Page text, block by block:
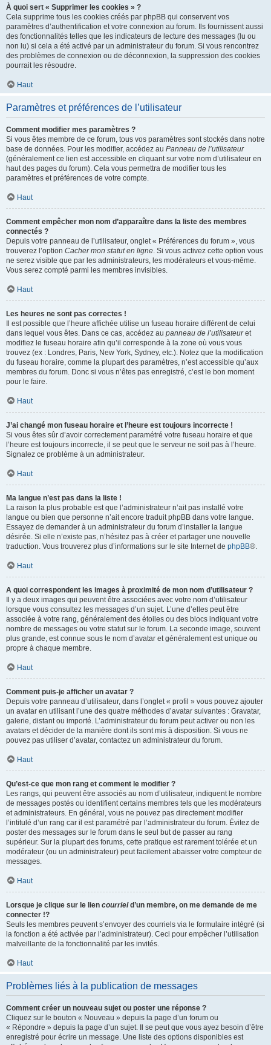
À quoi sert « Supprimer les cookies » ?
Cela supprime tous les cookies créés par phpBB qui conservent vos
paramètres d’authentification et votre connexion au forum. Ils fournissent aussi
des fonctionnalités telles que les indicateurs de lecture des messages (lu ou
non lu) si cela a été activé par un administrateur du forum. Si vous rencontrez
des problèmes de connexion ou de déconnexion, la suppression des cookies
pourrait les résoudre.
Haut
Paramètres et préférences de l’utilisateur
Comment modifier mes paramètres ?
Si vous êtes membre de ce forum, tous vos paramètres sont stockés dans notre
base de données. Pour les modifier, accédez au Panneau de l’utilisateur
(généralement ce lien est accessible en cliquant sur votre nom d’utilisateur en
haut des pages du forum). Cela vous permettra de modifier tous les
paramètres et préférences de votre compte.
Haut
Comment empêcher mon nom d’apparaître dans la liste des membres
connectés ?
Depuis votre panneau de l’utilisateur, onglet « Préférences du forum », vous
trouverez l’option Cacher mon statut en ligne. Si vous activez cette option vous
ne serez visible que par les administrateurs, les modérateurs et vous-même.
Vous serez compté parmi les membres invisibles.
Haut
Les heures ne sont pas correctes !
Il est possible que l’heure affichée utilise un fuseau horaire différent de celui
dans lequel vous êtes. Dans ce cas, accédez au panneau de l’utilisateuret
modifiez le fuseau horaire afin qu’il corresponde à la zone où vous vous
trouvez (ex : Londres, Paris, New York, Sydney, etc.). Notez que la modification
du fuseau horaire, comme la plupart des paramètres, n’est accessible qu’aux
membres du forum. Donc si vous n’êtes pas enregistré, c’est le bon moment
pour le faire.
Haut
J’ai changé mon fuseau horaire et l’heure est toujours incorrecte !
Si vous êtes sûr d’avoir correctement paramétré votre fuseau horaire et que
l’heure est toujours incorrecte, il se peut que le serveur ne soit pas à l’heure.
Signalez ce problème à un administrateur.
Haut
Ma langue n’est pas dans la liste !
La raison la plus probable est que l’administrateur n’ait pas installé votre
langue ou bien que personne n’ait encore traduit phpBB dans votre langue.
Essayez de demander à un administrateur du forum d’installer la langue
désirée. Si elle n’existe pas, n’hésitez pas à créer et partager une nouvelle
traduction. Vous trouverez plus d’informations sur le site Internet de phpBB®.
Haut
A quoi correspondent les images à proximité de mon nom d’utilisateur ?
Il y a deux images qui peuvent être associées avec votre nom d’utilisateur
lorsque vous consultez les messages d’un sujet. L’une d’elles peut être
associée à votre rang, généralement des étoiles ou des blocs indiquant votre
nombre de messages ou votre statut sur le forum. La seconde image, souvent
plus grande, est connue sous le nom d’avatar et généralement est unique ou
propre à chaque membre.
Haut
Comment puis-je afficher un avatar ?
Depuis votre panneau d’utilisateur, dans l’onglet « profil » vous pouvez ajouter
un avatar en utilisant l’une des quatre méthodes d’avatar suivantes : Gravatar,
galerie, distant ou importé. L’administrateur du forum peut activer ou non les
avatars et décider de la manière dont ils sont mis à disposition. Si vous ne
pouvez pas utiliser d’avatar, contactez un administrateur du forum.
Haut
Qu’est-ce que mon rang et comment le modifier ?
Les rangs, qui peuvent être associés au nom d’utilisateur, indiquent le nombre
de messages postés ou identifient certains membres tels que les modérateurs
et administrateurs. En général, vous ne pouvez pas directement modifier
l’intitulé d’un rang car il est paramétré par l’administrateur du forum. Évitez de
poster des messages sur le forum dans le seul but de passer au rang
supérieur. Sur la plupart des forums, cette pratique est rarement tolérée et un
modérateur (ou un administrateur) peut facilement abaisser votre compteur de
messages.
Haut
Lorsque je clique sur le lien courrield’un membre, on me demande de me
connecter !?
Seuls les membres peuvent s’envoyer des courriels via le formulaire intégré (si
la fonction a été activée par l’administrateur). Ceci pour empêcher l’utilisation
malveillante de la fonctionnalité par les invités.
Haut
Problèmes liés à la publication de messages
Comment créer un nouveau sujet ou poster une réponse ?
Cliquez sur le bouton « Nouveau » depuis la page d’un forum ou
« Répondre » depuis la page d’un sujet. Il se peut que vous ayez besoin d’être
enregistré pour écrire un message. Une liste des options disponibles est